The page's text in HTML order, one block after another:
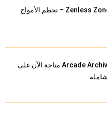
تحديث Zenless Zone Zero v2.1 – تحطم الأمواج
Arcade Archives Air Combat 22 متاحة الآن على